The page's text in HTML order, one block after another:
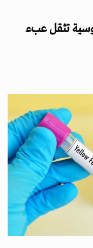
تثقل عبء